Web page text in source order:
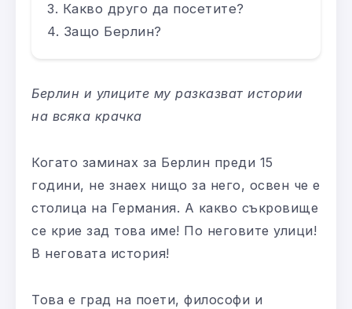
Какво друго да посетите?
Защо Берлин?
Берлин и улиците му разказват истории
на всяка крачка
Когато заминах за Берлин преди 15
години, не знаех нищо за него, освен че е
столица на Германия. А какво съкровище
се крие зад това име! По неговите улици!
В неговата история!
Това е град на поети, философи и